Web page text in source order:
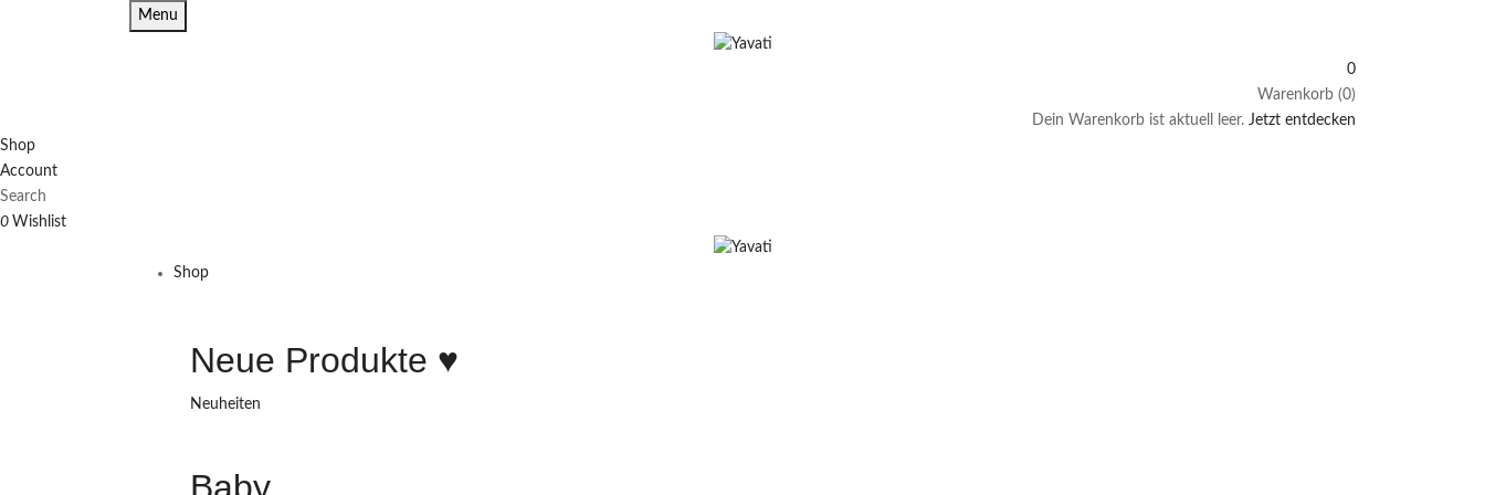
Menu
0
Warenkorb (0)
Dein Warenkorb ist aktuell leer. Jetzt entdecken
Shop
Account
Search
0 Wishlist
Shop
Neue Produkte ♥️
Neuheiten